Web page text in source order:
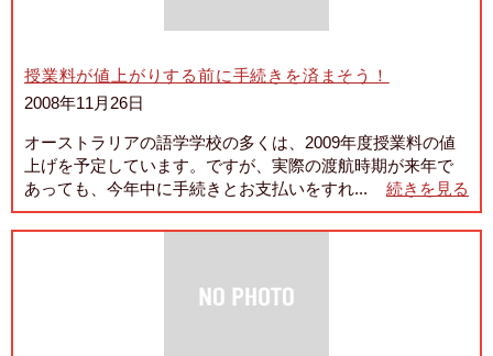
授業料が値上がりする前に手続きを済まそう！
2008年11月26日
オーストラリアの語学学校の多くは、2009年度授業料の値
上げを予定しています。ですが、実際の渡航時期が来年で
あっても、今年中に手続きとお支払いをすれ...
続きを見る